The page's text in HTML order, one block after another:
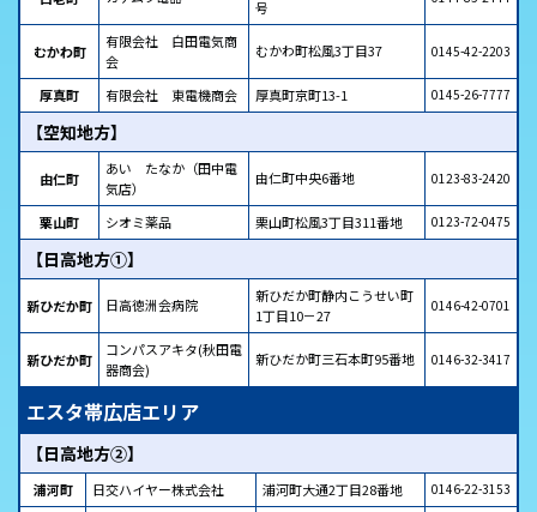
号
むかわ町
有限会社 白田電気商
会
むかわ町松風3丁目37 0145-42-2203
厚真町 有限会社 東電機商会 厚真町京町13-1 0145-26-7777
【空知地方】
由仁町
あい たなか（田中電
気店）
由仁町中央6番地 0123-83-2420
栗山町 シオミ薬品 栗山町松風3丁目311番地 0123-72-0475
【日高地方①】
新ひだか町 日高徳洲会病院
新ひだか町静内こうせい町
1丁目10－27
0146-42-0701
新ひだか町
コンパスアキタ(秋田電
器商会)
新ひだか町三石本町95番地 0146-32-3417
エスタ帯広店エリア
【日高地方②】
浦河町 日交ハイヤー株式会社 浦河町大通2丁目28番地 0146-22-3153